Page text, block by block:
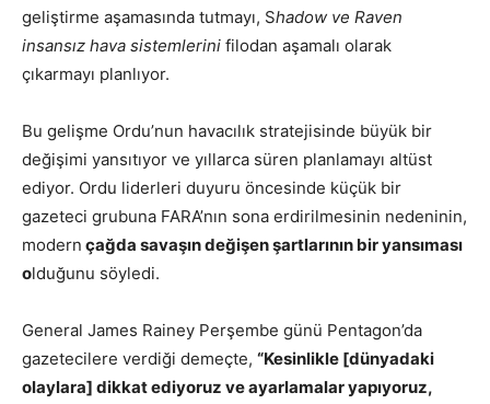
geliştirme aşamasında tutmayı, Shadow ve Raven
insansız hava sistemlerini filodan aşamalı olarak
çıkarmayı planlıyor.
Bu gelişme Ordu’nun havacılık stratejisinde büyük bir
değişimi yansıtıyor ve yıllarca süren planlamayı altüst
ediyor. Ordu liderleri duyuru öncesinde küçük bir
gazeteci grubuna FARA’nın sona erdirilmesinin nedeninin,
modern çağda savaşın değişen şartlarının bir yansıması
olduğunu söyledi.
General James Rainey Perşembe günü Pentagon’da
gazetecilere verdiği demeçte, “Kesinlikle [dünyadaki
olaylara] dikkat ediyoruz ve ayarlamalar yapıyoruz,